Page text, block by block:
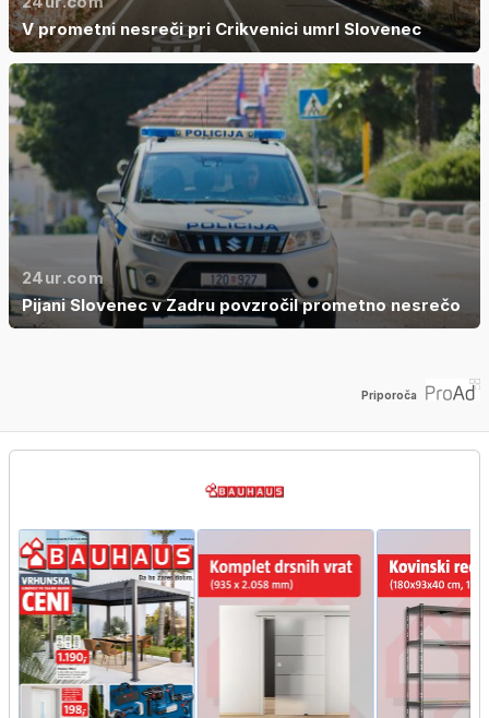
V prometni nesreči pri Crikvenici umrl Slovenec
24ur.com
Pijani Slovenec v Zadru povzročil prometno nesrečo
Priporoča